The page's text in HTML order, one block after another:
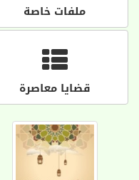
ملفات خاصة
قضايا معاصرة